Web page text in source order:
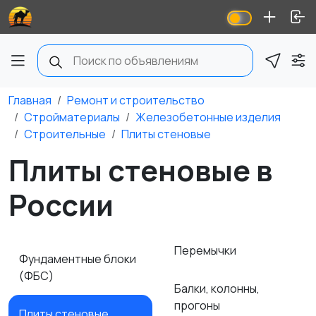
Главная
Ремонт и строительство
Стройматериалы
Железобетонные изделия
Строительные
Плиты стеновые
Плиты стеновые в
России
Фундаментные блоки
(ФБС)
Перемычки
Балки, колонны,
прогоны